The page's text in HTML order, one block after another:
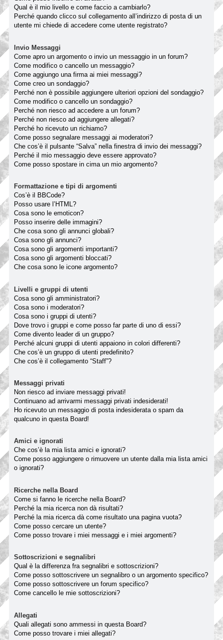
Qual è il mio livello e come faccio a cambiarlo?
Perché quando clicco sul collegamento all’indirizzo di posta di un
utente mi chiede di accedere come utente registrato?
Invio Messaggi
Come apro un argomento o invio un messaggio in un forum?
Come modifico o cancello un messaggio?
Come aggiungo una firma ai miei messaggi?
Come creo un sondaggio?
Perché non è possibile aggiungere ulteriori opzioni del sondaggio?
Come modifico o cancello un sondaggio?
Perché non riesco ad accedere a un forum?
Perché non riesco ad aggiungere allegati?
Perché ho ricevuto un richiamo?
Come posso segnalare messaggi ai moderatori?
Che cos’è il pulsante “Salva” nella finestra di invio dei messaggi?
Perché il mio messaggio deve essere approvato?
Come posso spostare in cima un mio argomento?
Formattazione e tipi di argomenti
Cos’è il BBCode?
Posso usare l’HTML?
Cosa sono le emoticon?
Posso inserire delle immagini?
Che cosa sono gli annunci globali?
Cosa sono gli annunci?
Cosa sono gli argomenti importanti?
Cosa sono gli argomenti bloccati?
Che cosa sono le icone argomento?
Livelli e gruppi di utenti
Cosa sono gli amministratori?
Cosa sono i moderatori?
Cosa sono i gruppi di utenti?
Dove trovo i gruppi e come posso far parte di uno di essi?
Come divento leader di un gruppo?
Perché alcuni gruppi di utenti appaiono in colori differenti?
Che cos’è un gruppo di utenti predefinito?
Che cos’è il collegamento “Staff”?
Messaggi privati
Non riesco ad inviare messaggi privati!
Continuano ad arrivarmi messaggi privati indesiderati!
Ho ricevuto un messaggio di posta indesiderata o spam da
qualcuno in questa Board!
Amici e ignorati
Che cos’è la mia lista amici e ignorati?
Come posso aggiungere o rimuovere un utente dalla mia lista amici
o ignorati?
Ricerche nella Board
Come si fanno le ricerche nella Board?
Perché la mia ricerca non dà risultati?
Perché la mia ricerca dà come risultato una pagina vuota?
Come posso cercare un utente?
Come posso trovare i miei messaggi e i miei argomenti?
Sottoscrizioni e segnalibri
Qual è la differenza fra segnalibri e sottoscrizioni?
Come posso sottoscrivere un segnalibro o un argomento specifico?
Come posso sottoscrivere un forum specifico?
Come cancello le mie sottoscrizioni?
Allegati
Quali allegati sono ammessi in questa Board?
Come posso trovare i miei allegati?